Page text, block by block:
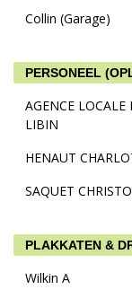
Collin (Garage)
PERSONEEL
AGENCE
LIBIN
HENAUT
SAQUET
PLAKKATEN &
Wilkin A